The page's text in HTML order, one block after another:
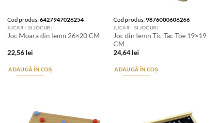
Cod produs:6427947026254
JUCARII SI JOCURI
Joc Moara din lemn 26×20 CM
22,56 lei
ADAUGĂ ÎN COȘ
Cod produs:9876000606266
JUCARII SI JOCURI
Joc din lemn Tic-Tac Toe 19×19
CM
24,64 lei
ADAUGĂ ÎN COȘ